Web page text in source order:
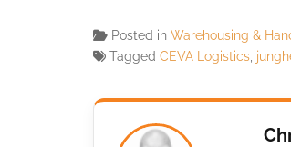
Posted in Warehousing &
Tagged CEVA Logistics